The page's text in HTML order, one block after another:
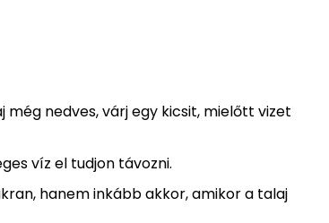
nedves, várj egy kicsit, mielőtt vizet
víz el tudjon távozni.
hanem inkább akkor, amikor a talaj